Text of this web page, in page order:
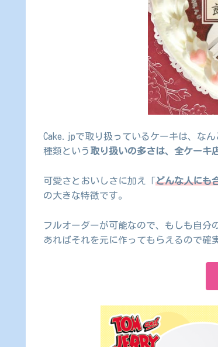
Cake.jpで取り扱っているケーキは、なん
種類という 取り扱いの多さは、全ケーキ
可愛さとおいしさに加え「 どんな人にも
の大きな特徴です。
フルオーダーが可能なので、もしも自分
あればそれを元に作ってもらえるので確